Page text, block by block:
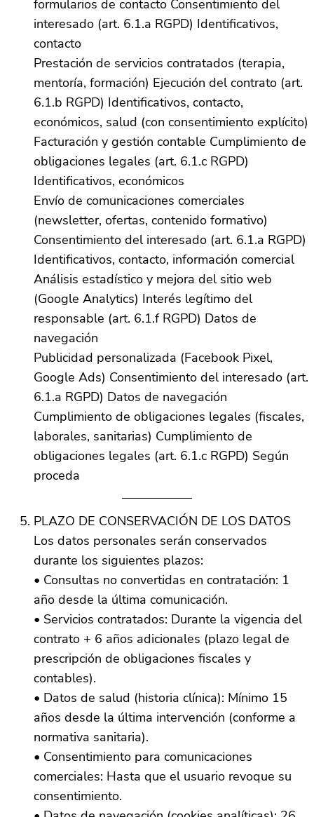
formularios de contacto Consentimiento del
interesado (art. 6.1.a RGPD) Identificativos,
contacto
Prestación de servicios contratados (terapia,
mentoría, formación) Ejecución del contrato (art.
6.1.b RGPD) Identificativos, contacto,
económicos, salud (con consentimiento explícito)
Facturación y gestión contable Cumplimiento de
obligaciones legales (art. 6.1.c RGPD)
Identificativos, económicos
Envío de comunicaciones comerciales
(newsletter, ofertas, contenido formativo)
Consentimiento del interesado (art. 6.1.a RGPD)
Identificativos, contacto, información comercial
Análisis estadístico y mejora del sitio web
(Google Analytics) Interés legítimo del
responsable (art. 6.1.f RGPD) Datos de
navegación
Publicidad personalizada (Facebook Pixel,
Google Ads) Consentimiento del interesado (art.
6.1.a RGPD) Datos de navegación
Cumplimiento de obligaciones legales (fiscales,
laborales, sanitarias) Cumplimiento de
obligaciones legales (art. 6.1.c RGPD) Según
proceda
PLAZO DE CONSERVACIÓN DE LOS DATOS
Los datos personales serán conservados
durante los siguientes plazos:
• Consultas no convertidas en contratación: 1
año desde la última comunicación.
• Servicios contratados: Durante la vigencia del
contrato + 6 años adicionales (plazo legal de
prescripción de obligaciones fiscales y
contables).
• Datos de salud (historia clínica): Mínimo 15
años desde la última intervención (conforme a
normativa sanitaria).
• Consentimiento para comunicaciones
comerciales: Hasta que el usuario revoque su
consentimiento.